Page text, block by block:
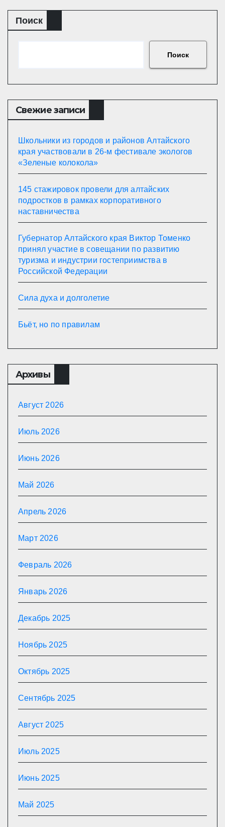
Поиск
Поиск
Свежие записи
Школьники из городов и районов Алтайского
края участвовали в 26-м фестивале экологов
«Зеленые колокола»
145 стажировок провели для алтайских
подростков в рамках корпоративного
наставничества
Губернатор Алтайского края Виктор Томенко
принял участие в совещании по развитию
туризма и индустрии гостеприимства в
Российской Федерации
Сила духа и долголетие
Бьёт, но по правилам
Архивы
Август 2026
Июль 2026
Июнь 2026
Май 2026
Апрель 2026
Март 2026
Февраль 2026
Январь 2026
Декабрь 2025
Ноябрь 2025
Октябрь 2025
Сентябрь 2025
Август 2025
Июль 2025
Июнь 2025
Май 2025